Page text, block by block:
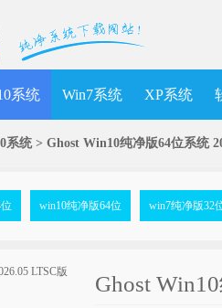
系统 Win7系统 XP系统
系统> Ghost Win10纯净版64位系统
win10纯净版64位 win7纯净版32
Ghost